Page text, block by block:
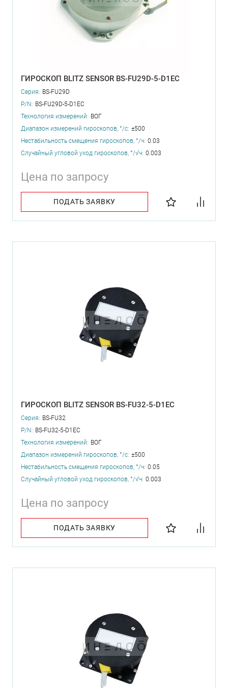
ГИРОСКОП BLITZ SENSOR BS-FU29D-5-D1EC
Серия: BS-FU29D
P/N: BS-FU29D-5-D1EC
Технология измерений: ВОГ
Диапазон измерений гироскопов, °/с: ±500
Нестабильность смещения гироскопов, °/ч: 0.03
Случайный угловой уход гироскопов, °/√ч: 0.003
Цена по запросу
ПОДАТЬ ЗАЯВКУ
ГИРОСКОП BLITZ SENSOR BS-FU32-5-D1EC
Серия: BS-FU32
P/N: BS-FU32-5-D1EC
Технология измерений: ВОГ
Диапазон измерений гироскопов, °/с: ±500
Нестабильность смещения гироскопов, °/ч: 0.05
Случайный угловой уход гироскопов, °/√ч: 0.003
Цена по запросу
ПОДАТЬ ЗАЯВКУ